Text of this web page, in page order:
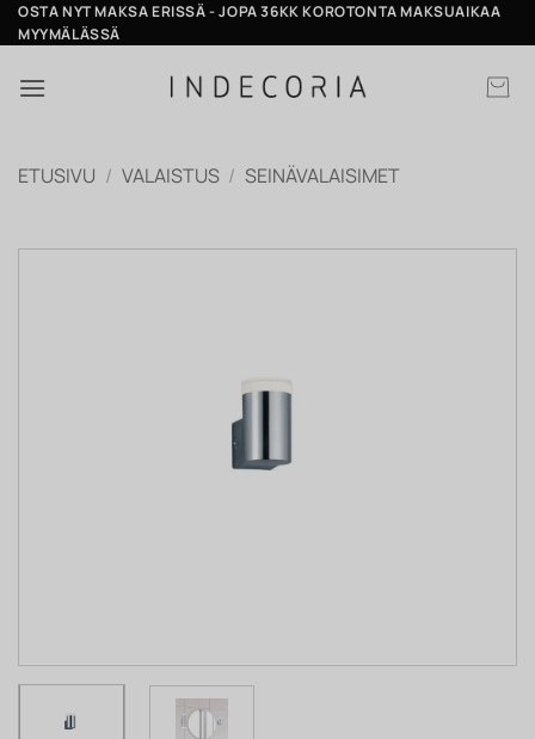
Skip
to
OSTA NYT MAKSA ERISSÄ - JOPA 36KK KOROTONTA MAKSUAIKAA
MYYMÄLÄSSÄ
ETUSIVU / VALAISTUS / SEINÄVALAISIMET